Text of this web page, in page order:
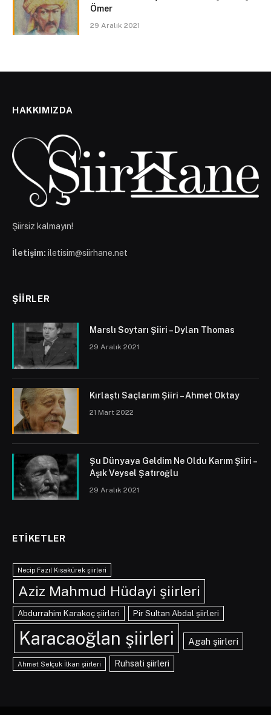
Ömer
29 Aralık 2021
HAKKIMIZDA
Şiirsiz kalmayın!
İletişim: iletisim@siirhane.net
ŞIIRLER
Marslı Soytarı Şiiri – Dylan Thomas
29 Aralık 2021
Kırlaştı Saçlarım Şiiri – Ahmet Oktay
21 Mart 2022
Şu Dünyaya Geldim Ne Oldu Karım Şiiri –
Aşık Veysel Şatıroğlu
29 Aralık 2021
ETIKETLER
Necip Fazıl Kısakürek şiirleri
Aziz Mahmud Hüdayi şiirleri
Abdurrahim Karakoç şiirleri Pir Sultan Abdal şiirleri
Karacaoğlan şiirleri Agah şiirleri
Ahmet Selçuk İlkan şiirleri Ruhsati şiirleri